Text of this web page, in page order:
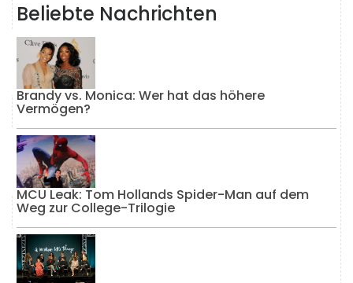
Beliebte Nachrichten
Brandy vs. Monica: Wer hat das höhere
Vermögen?
MCU Leak: Tom Hollands Spider-Man auf dem
Weg zur College-Trilogie